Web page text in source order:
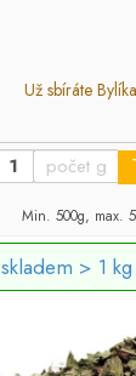
Už sbíráte
Min. 500g, max.
skladem > 1